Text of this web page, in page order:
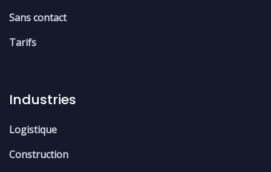
Sans contact
Tarifs
Industries
Logistique
Construction